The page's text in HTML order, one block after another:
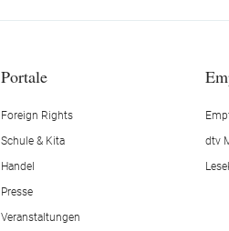
Portale
Foreign Rights
Schule & Kita
Handel
Presse
Veranstaltungen
dtv